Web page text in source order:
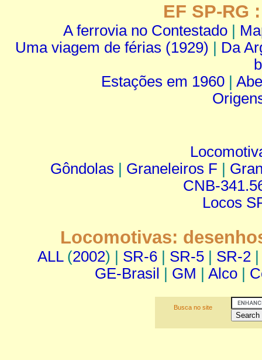
EF SP-RG
A ferrovia no Contestado|
Uma viagem de férias (1929) | Da
Estações em 1960|
Gôndolas
Graneleiros F
CNB-
Locos
Locomotivas:
ALL(2002) | SR-6 SR-5 SR-2
GE-Brasil
GM Alco|
Busca no site